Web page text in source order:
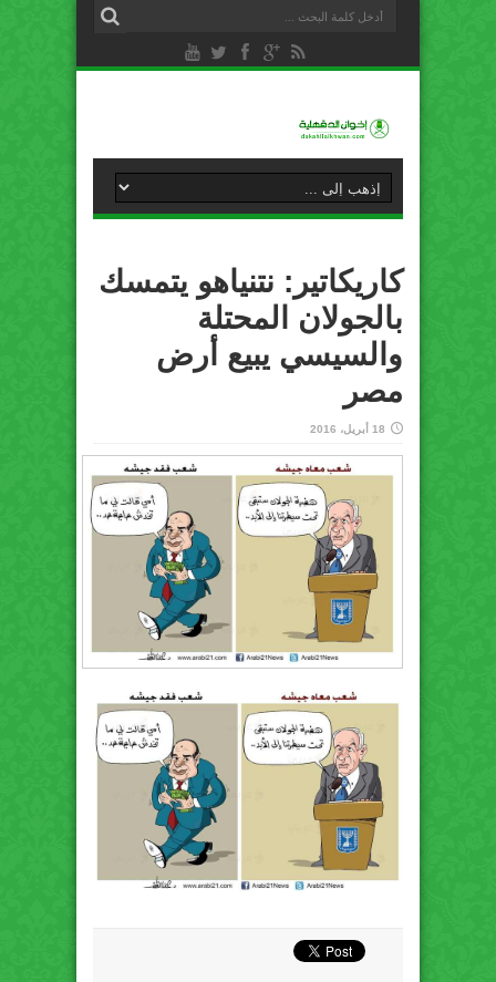
كاريكاتير: نتنياهو يتمسك
بالجولان المحتلة
والسيسي يبيع أرض
مصر
18 أبريل، 2016